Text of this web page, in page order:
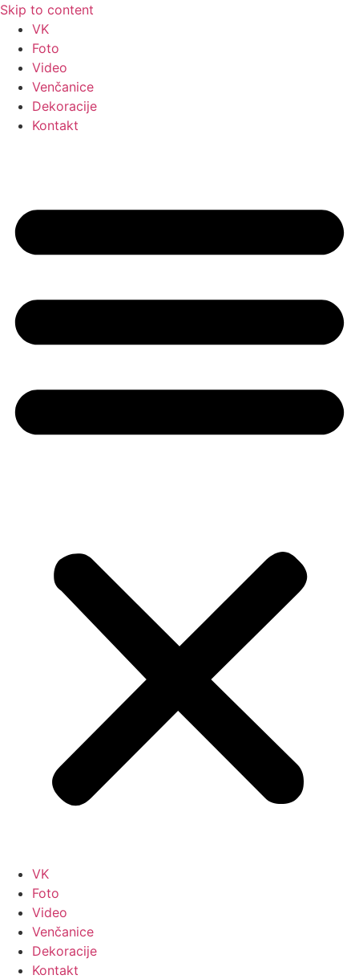
Skip to content
VK
Foto
Video
Venčanice
Dekoracije
Kontakt
VK
Foto
Video
Venčanice
Dekoracije
Kontakt